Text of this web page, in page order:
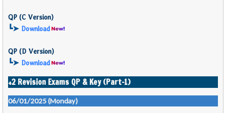
QP (C Version)
┗➤ Download
QP (D Version)
┗➤ Download
+2 Revision Exams QP & Key (Part-1)
06/01/2025 (Monday)